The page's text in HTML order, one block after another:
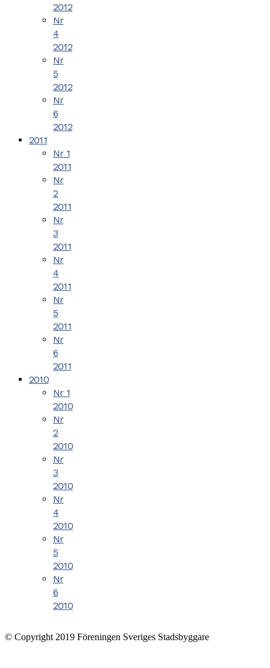
2012
Nr
4
2012
Nr
5
2012
Nr
6
2012
2011
Nr 1
2011
Nr
2
2011
Nr
3
2011
Nr
4
2011
Nr
5
2011
Nr
6
2011
2010
Nr 1
2010
Nr
2
2010
Nr
3
2010
Nr
4
2010
Nr
5
2010
Nr
6
2010
© Copyright 2019 Föreningen Sveriges Stadsbyggare